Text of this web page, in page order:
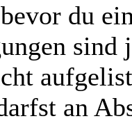
du
sind
an